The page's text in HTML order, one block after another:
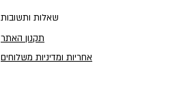
שאלות ותשובות
תקנון האתר
אחריות ומדיניות משלוחים